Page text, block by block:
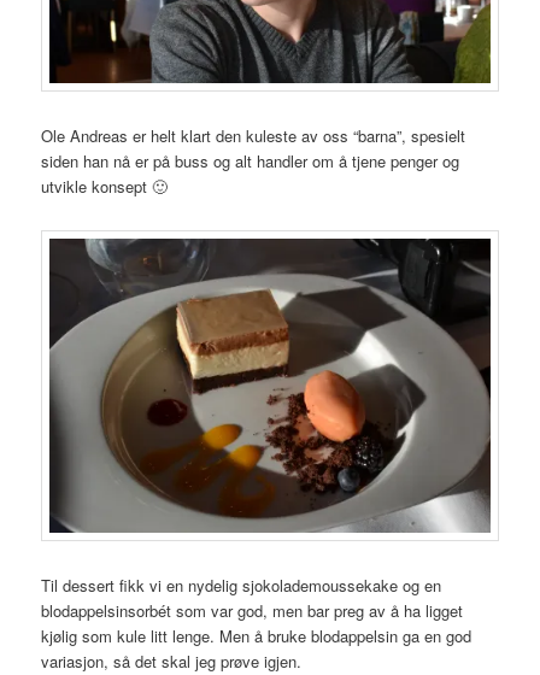
Ole Andreas er helt klart den kuleste av oss “barna”, spesielt
siden han nå er på buss og alt handler om å tjene penger og
utvikle konsept 🙂
Til dessert fikk vi en nydelig sjokolademoussekake og en
blodappelsinsorbét som var god, men bar preg av å ha ligget
kjølig som kule litt lenge. Men å bruke blodappelsin ga en god
variasjon, så det skal jeg prøve igjen.